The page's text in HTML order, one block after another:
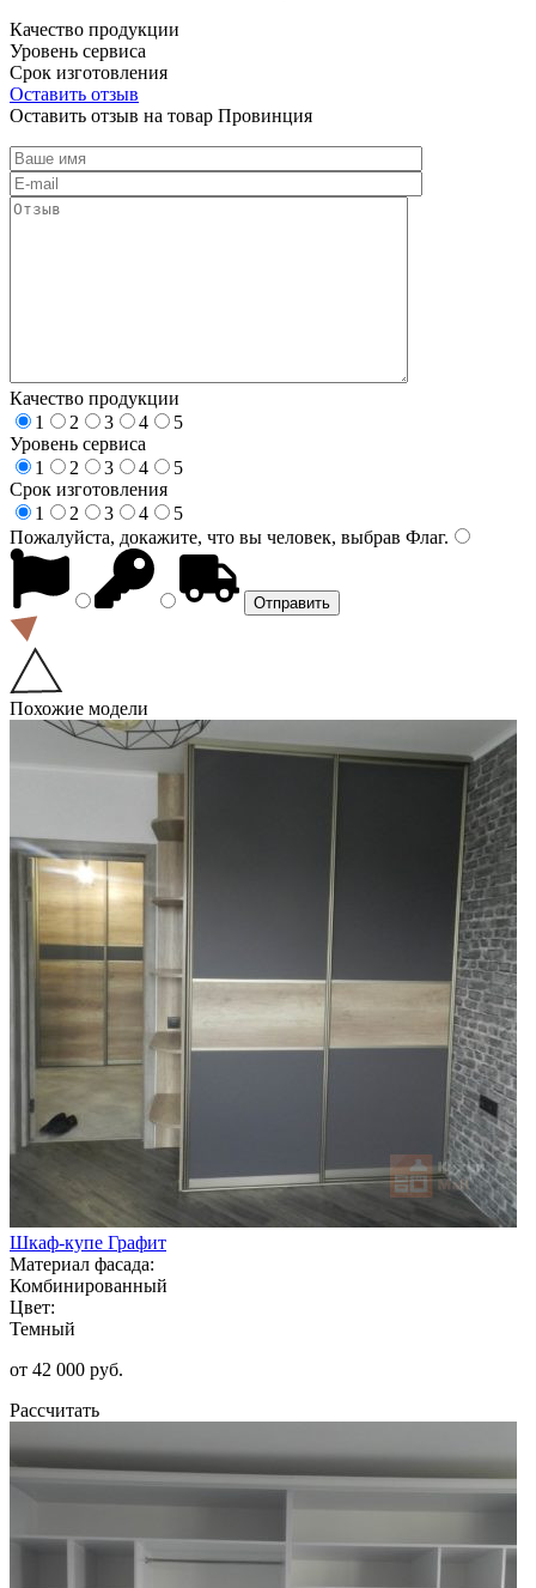
Качество продукции
Уровень сервиса
Срок изготовления
Оставить отзыв
Оставить отзыв на товар Провинция
Качество продукции
1
2 3 4
5
Уровень сервиса
1
2 3 4
5
Срок изготовления
1
2 3 4
5
Пожалуйста, докажите, что вы человек, выбрав Флаг.
Похожие модели
Шкаф-купе Графит
Материал фасада:
Комбинированный
Цвет:
Темный
от 42 000 руб.
Рассчитать